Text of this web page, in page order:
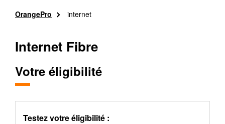
d'Ariane
OrangePro internet
Internet Fibre
Votre éligibilité
Testez votre éligibilité :